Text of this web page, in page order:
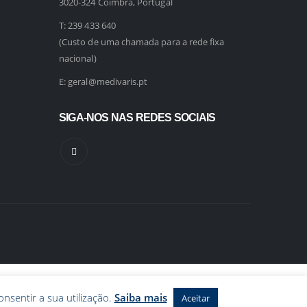
T: 239 433 640
(Custo de uma chamada para a rede fixa
nacional)
E: geral@medivaris.pt
SIGA-NOS NAS REDES SOCIAIS
a sua utilização. Saiba mais Aceitar